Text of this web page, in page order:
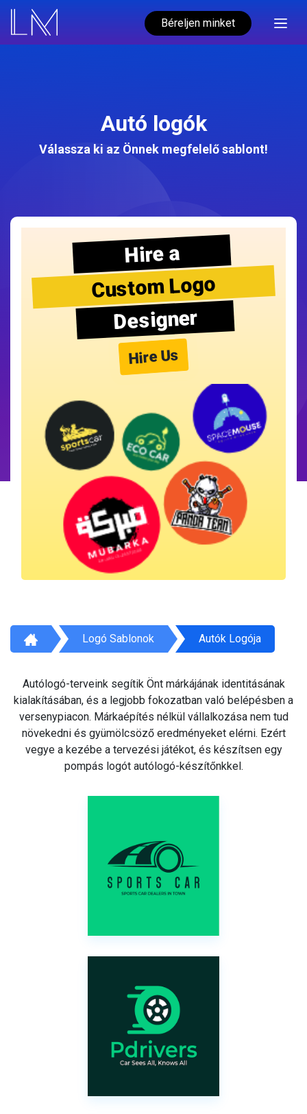
Béreljen minket
Autó logók
Válassza ki az Önnek megfelelő sablont!
Hire a
Custom Logo
Designer
Hire Us
Logó Sablonok Autók Logója
Autólogó-terveink segítik Önt márkájának identitásának
kialakításában, és a legjobb fokozatban való belépésben a
versenypiacon. Márkaépítés nélkül vállalkozása nem tud
növekedni és gyümölcsöző eredményeket elérni. Ezért
vegye a kezébe a tervezési játékot, és készítsen egy
pompás logót autólogó-készítőnkkel.